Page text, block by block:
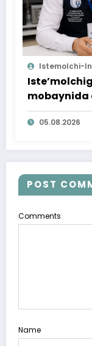
Istemolchi-
mobaynida
ta’minlab
05.08.2026
POST
Comments
Name